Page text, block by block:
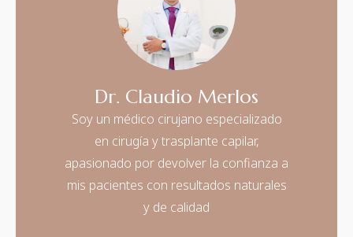
Dr. Claudio Merlos
Soy un médico cirujano especializado
en cirugía y trasplante capilar,
apasionado por devolver la confianza a
mis pacientes con resultados naturales
y de calidad